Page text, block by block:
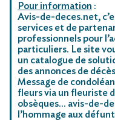
Pour information :
Avis-de-deces.net,
services et de
professionnels pour
particuliers. Le site
un catalogue de
des annonces de
Message de
fleurs via un fleuriste
obsèques… avis-de-
l’hommage aux